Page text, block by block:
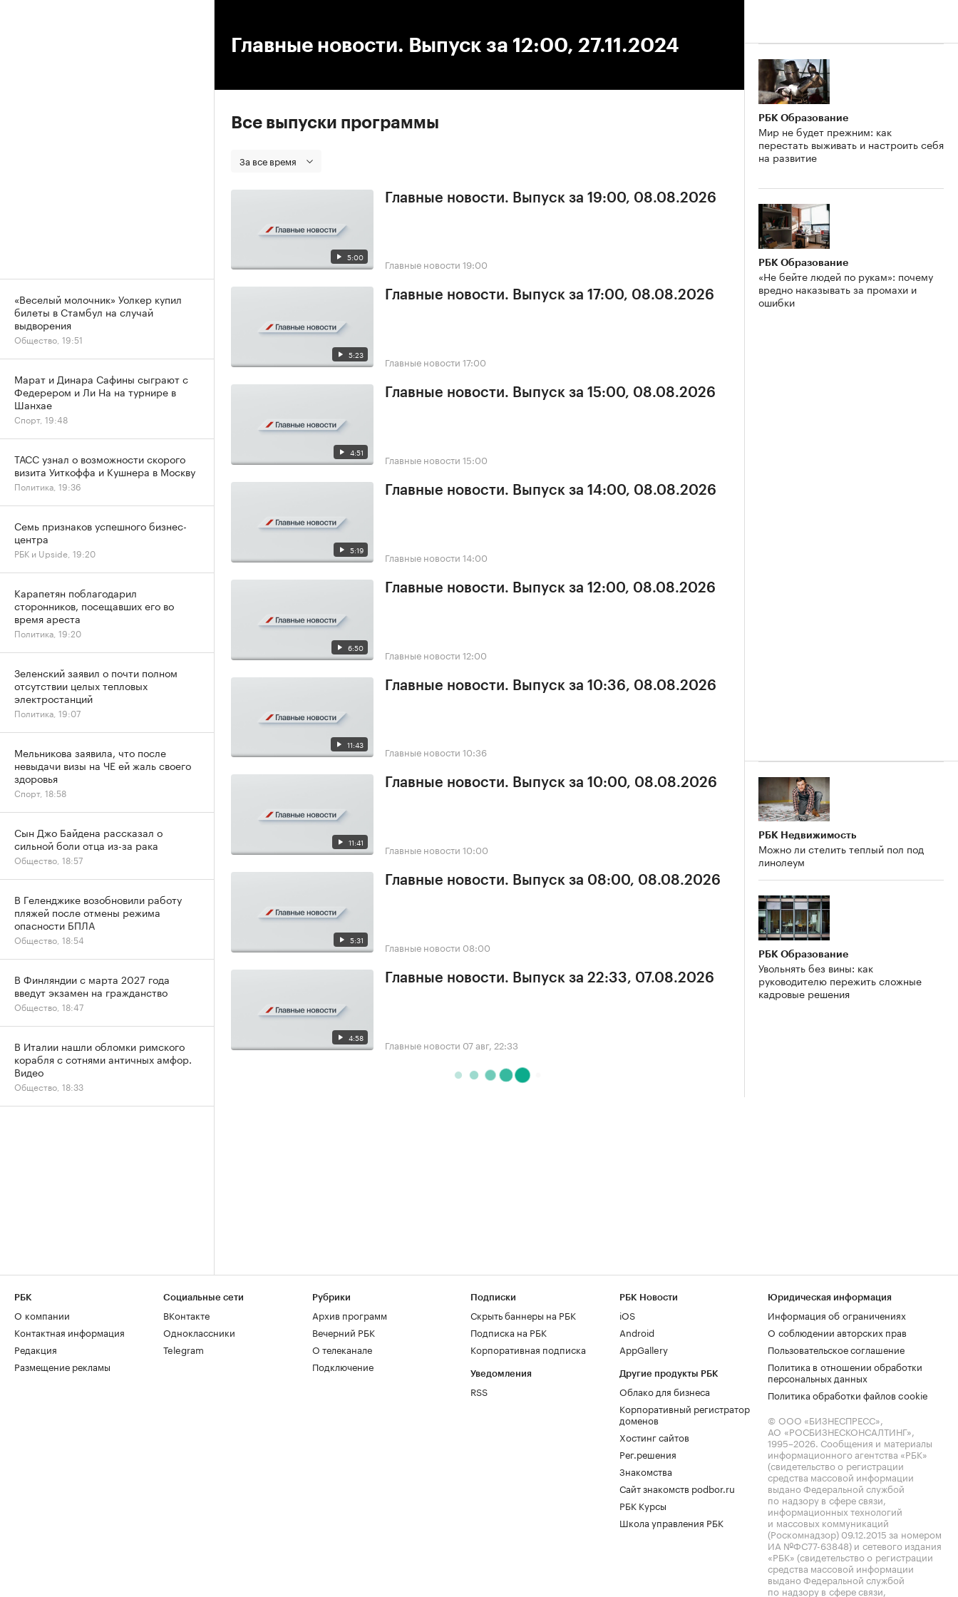
Главные новости. Выпуск за 12:00, 27.11.2024
Все выпуски программы
За все время
5:00
Главные новости. Выпуск за 19:00, 08.08.2026
Главные новости 19:00
5:23
Главные новости. Выпуск за 17:00, 08.08.2026
Главные новости 17:00
4:51
Главные новости. Выпуск за 15:00, 08.08.2026
Главные новости 15:00
5:19
Главные новости. Выпуск за 14:00, 08.08.2026
Главные новости 14:00
6:50
Главные новости. Выпуск за 12:00, 08.08.2026
Главные новости 12:00
11:43
Главные новости. Выпуск за 10:36, 08.08.2026
Главные новости 10:36
11:41
Главные новости. Выпуск за 10:00, 08.08.2026
Главные новости 10:00
5:31
Главные новости. Выпуск за 08:00, 08.08.2026
Главные новости 08:00
4:58
Главные новости. Выпуск за 22:33, 07.08.2026
Главные новости 07 авг, 22:33
РБК Образование
Мир не будет прежним: как
перестать выживать и настроить себя
на развитие
РБК Образование
«Не бейте людей по рукам»: почему
вредно наказывать за промахи и
ошибки
РБК Недвижимость
Можно ли стелить теплый пол под
линолеум
РБК Образование
Увольнять без вины: как
руководителю пережить сложные
кадровые решения
«Веселый молочник» Уолкер купил
билеты в Стамбул на случай
выдворения
Общество, 19:51
Марат и Динара Сафины сыграют с
Федерером и Ли На на турнире в
Шанхае
Спорт, 19:48
ТАСС узнал о возможности скорого
визита Уиткоффа и Кушнера в Москву
Политика, 19:36
Семь признаков успешного бизнес-
центра
РБК и Upside, 19:20
Карапетян поблагодарил
сторонников, посещавших его во
время ареста
Политика, 19:20
Зеленский заявил о почти полном
отсутствии целых тепловых
электростанций
Политика, 19:07
Мельникова заявила, что после
невыдачи визы на ЧЕ ей жаль своего
здоровья
Спорт, 18:58
Сын Джо Байдена рассказал о
сильной боли отца из-за рака
Общество, 18:57
В Геленджике возобновили работу
пляжей после отмены режима
опасности БПЛА
Общество, 18:54
В Финляндии с марта 2027 года
введут экзамен на гражданство
Общество, 18:47
В Италии нашли обломки римского
корабля с сотнями античных амфор.
Видео
Общество, 18:33
РБК
О компании
Контактная информация
Редакция
Размещение рекламы
Социальные сети
ВКонтакте
Одноклассники
Telegram
Рубрики
Архив программ
Вечерний РБК
О телеканале
Подключение
Подписки
Скрыть баннеры на РБК
Подписка на РБК
Корпоративная подписка
Уведомления
RSS
РБК Новости
iOS
Android
AppGallery
Другие продукты РБК
Облако для бизнеса
Корпоративный регистратор
доменов
Хостинг сайтов
Рег.решения
Знакомства
Сайт знакомств podbor.ru
РБК Курсы
Школа управления РБК
Юридическая информация
Информация об ограничениях
О соблюдении авторских прав
Пользовательское соглашение
Политика в отношении обработки
персональных данных
Политика обработки файлов cookie
© ООО «БИЗНЕСПРЕСС»,
АО «РОСБИЗНЕСКОНСАЛТИНГ»,
1995–2026. Сообщения и материалы
информационного агентства «РБК»
(свидетельство о регистрации
средства массовой информации
выдано Федеральной службой
по надзору в сфере связи,
информационных технологий
и массовых коммуникаций
(Роскомнадзор) 09.12.2015 за номером
ИА №ФС77-63848) и сетевого издания
«РБК» (свидетельство о регистрации
средства массовой информации
выдано Федеральной службой
по надзору в сфере связи,